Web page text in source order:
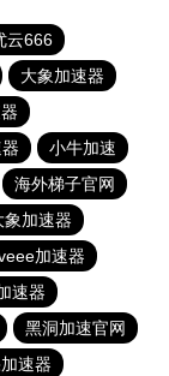
云666
大象加速器
小牛加速
海外梯子官网
象加速器
加速器
速器
黑洞加速官网
速器